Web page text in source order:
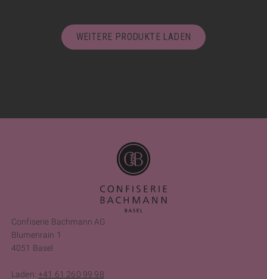
WEITERE PRODUKTE LADEN
Confiserie Bachmann AG
Blumenrain 1
4051 Basel
Laden:+41 61 260 99 98